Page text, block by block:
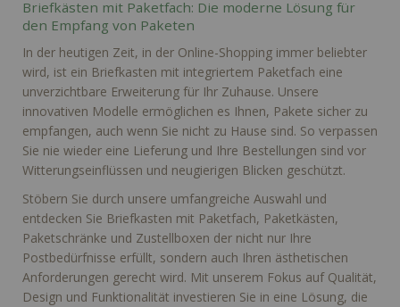
Briefkästen mit Paketfach: Die moderne Lösung für
den Empfang von Paketen
In der heutigen Zeit, in der Online-Shopping immer beliebter
wird, ist ein Briefkasten mit integriertem Paketfach eine
unverzichtbare Erweiterung für Ihr Zuhause. Unsere
innovativen Modelle ermöglichen es Ihnen, Pakete sicher zu
empfangen, auch wenn Sie nicht zu Hause sind. So verpassen
Sie nie wieder eine Lieferung und Ihre Bestellungen sind vor
Witterungseinflüssen und neugierigen Blicken geschützt.
Stöbern Sie durch unsere umfangreiche Auswahl und
entdecken Sie Briefkasten mit Paketfach, Paketkästen,
Paketschränke und Zustellboxen der nicht nur Ihre
Postbedürfnisse erfüllt, sondern auch Ihren ästhetischen
Anforderungen gerecht wird. Mit unserem Fokus auf Qualität,
Design und Funktionalität investieren Sie in eine Lösung, die